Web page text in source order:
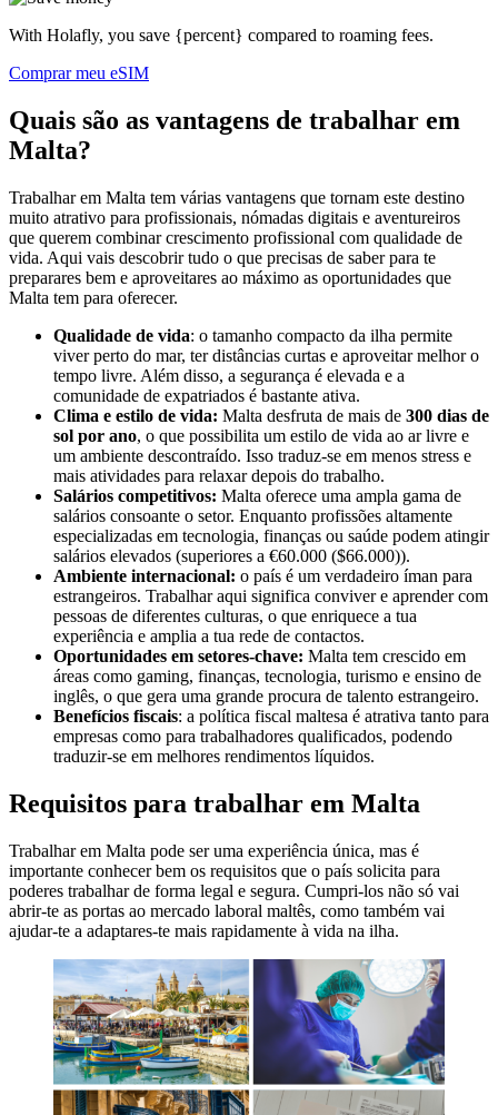
With Holafly, you save {percent} compared to roaming fees.
Comprar meu eSIM
Quais são as vantagens de trabalhar em
Malta?
Trabalhar em Malta tem várias vantagens que tornam este destino
muito atrativo para profissionais, nómadas digitais e aventureiros
que querem combinar crescimento profissional com qualidade de
vida. Aqui vais descobrir tudo o que precisas de saber para te
preparares bem e aproveitares ao máximo as oportunidades que
Malta tem para oferecer.
Qualidade de vida: o tamanho compacto da ilha permite
viver perto do mar, ter distâncias curtas e aproveitar melhor o
tempo livre. Além disso, a segurança é elevada e a
comunidade de expatriados é bastante ativa.
Clima e estilo de vida: Malta desfruta de mais de 300 dias de
sol por ano, o que possibilita um estilo de vida ao ar livre e
um ambiente descontraído. Isso traduz-se em menos stress e
mais atividades para relaxar depois do trabalho.
Salários competitivos: Malta oferece uma ampla gama de
salários consoante o setor. Enquanto profissões altamente
especializadas em tecnologia, finanças ou saúde podem atingir
salários elevados (superiores a €60.000 ($66.000)).
Ambiente internacional: o país é um verdadeiro íman para
estrangeiros. Trabalhar aqui significa conviver e aprender com
pessoas de diferentes culturas, o que enriquece a tua
experiência e amplia a tua rede de contactos.
Oportunidades em setores-chave: Malta tem crescido em
áreas como gaming, finanças, tecnologia, turismo e ensino de
inglês, o que gera uma grande procura de talento estrangeiro.
Benefícios fiscais: a política fiscal maltesa é atrativa tanto para
empresas como para trabalhadores qualificados, podendo
traduzir-se em melhores rendimentos líquidos.
Requisitos para trabalhar em Malta
Trabalhar em Malta pode ser uma experiência única, mas é
importante conhecer bem os requisitos que o país solicita para
poderes trabalhar de forma legal e segura. Cumpri-los não só vai
abrir-te as portas ao mercado laboral maltês, como também vai
ajudar-te a adaptares-te mais rapidamente à vida na ilha.